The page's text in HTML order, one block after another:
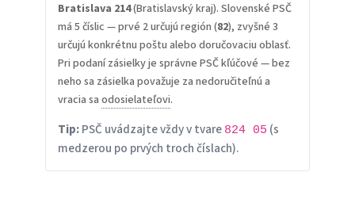
Bratislava 214(Bratislavský kraj). Slovenské PSČ
má 5 číslic — prvé 2 určujú región (82), zvyšné 3
určujú konkrétnu poštu alebo doručovaciu oblasť.
Pri podaní zásielky je správne PSČ kľúčové — bez
neho sa zásielka považuje za nedoručiteľnú a
vracia sa odosielateľovi.
Tip:PSČ uvádzajte vždy v tvare 824 05 (s
medzerou po prvých troch číslach).